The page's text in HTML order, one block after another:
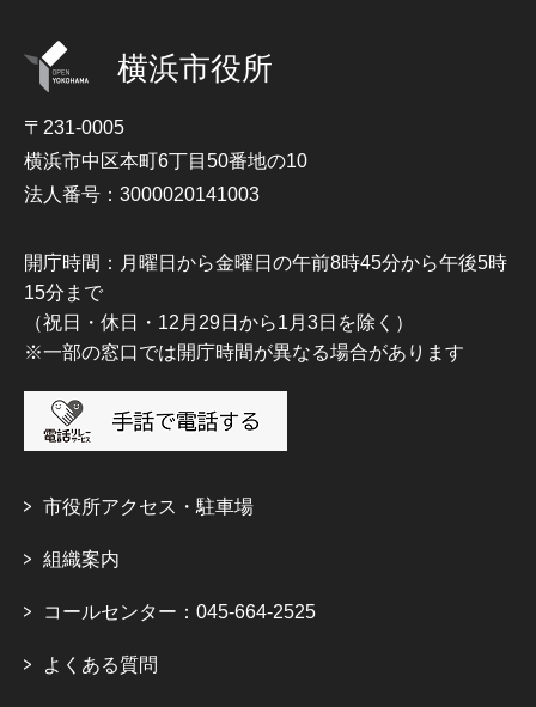
横浜市役所
〒231-0005
横浜市中区本町6丁目50番地の10
法人番号：3000020141003
開庁時間：月曜日から金曜日の午前8時45分から午後5時
15分まで
（祝日・休日・12月29日から1月3日を除く）
※一部の窓口では開庁時間が異なる場合があります
市役所アクセス・駐車場
組織案内
コールセンター：045-664-2525
よくある質問